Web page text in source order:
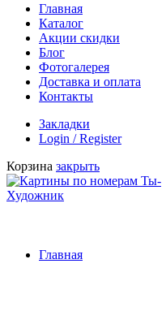
Главная
Каталог
Акции скидки
Блог
Фотогалерея
Доставка и оплата
Контакты
Закладки
Login / Register
Корзина закрыть
Главная